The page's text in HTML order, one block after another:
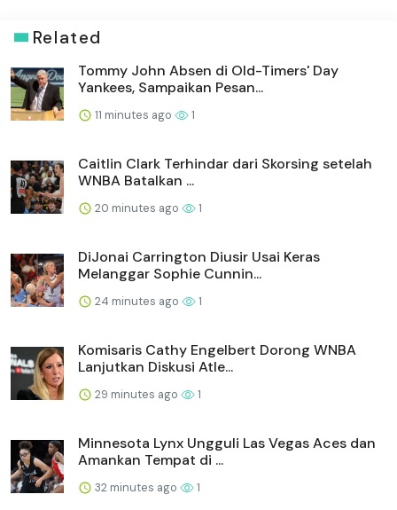
Related
Tommy John Absen di Old-Timers' Day
Yankees, Sampaikan Pesan...
11 minutes ago 1
Caitlin Clark Terhindar dari Skorsing setelah
WNBA Batalkan ...
20 minutes ago 1
DiJonai Carrington Diusir Usai Keras
Melanggar Sophie Cunnin...
24 minutes ago 1
Komisaris Cathy Engelbert Dorong WNBA
Lanjutkan Diskusi Atle...
29 minutes ago 1
Minnesota Lynx Ungguli Las Vegas Aces dan
Amankan Tempat di ...
32 minutes ago 1